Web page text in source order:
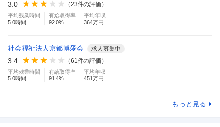
3.0 （23件の評価）
平均残業時間
5.0時間
有給取得率
92.0%
平均年収
364万円
社会福祉法人京都博愛会 求人募集中
3.4 （61 件の評価）
平均残業時間
5.0時間
有給取得率
91.4%
平均年収
451万円
もっと見る